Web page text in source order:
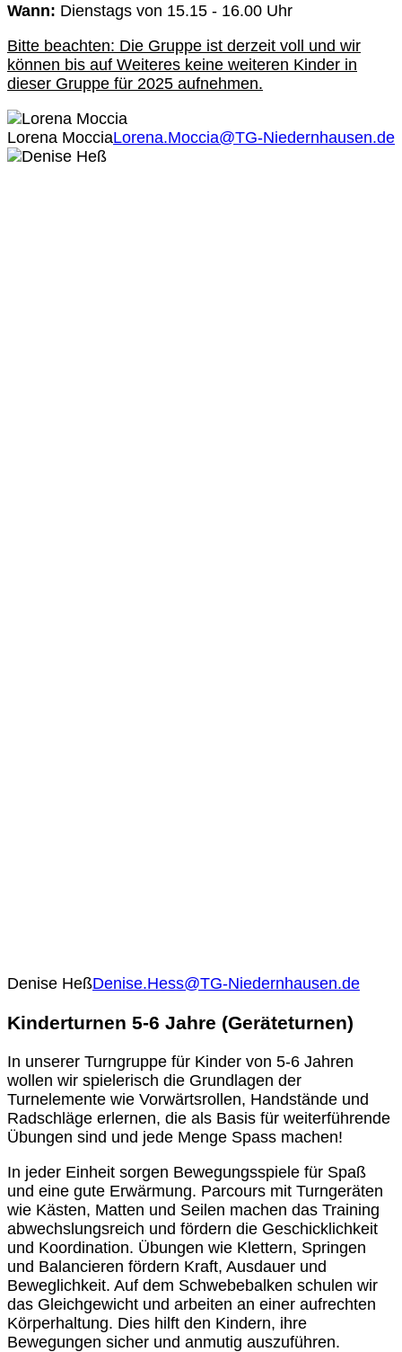
Wann: Dienstags von 15.15 - 16.00 Uhr
Bitte beachten: Die Gruppe ist derzeit voll und wir
können bis auf Weiteres keine weiteren Kinder in
dieser Gruppe für 2025 aufnehmen.
Lorena MocciaLorena.Moccia@TG-Niedernhausen.de
Denise HeßDenise.Hess@TG-Niedernhausen.de
Kinderturnen 5-6 Jahre (Geräteturnen)
In unserer Turngruppe für Kinder von 5-6 Jahren
wollen wir spielerisch die Grundlagen der
Turnelemente wie Vorwärtsrollen, Handstände und
Radschläge erlernen, die als Basis für weiterführende
Übungen sind und jede Menge Spass machen!
In jeder Einheit sorgen Bewegungsspiele für Spaß
und eine gute Erwärmung. Parcours mit Turngeräten
wie Kästen, Matten und Seilen machen das Training
abwechslungsreich und fördern die Geschicklichkeit
und Koordination. Übungen wie Klettern, Springen
und Balancieren fördern Kraft, Ausdauer und
Beweglichkeit. Auf dem Schwebebalken schulen wir
das Gleichgewicht und arbeiten an einer aufrechten
Körperhaltung. Dies hilft den Kindern, ihre
Bewegungen sicher und anmutig auszuführen.